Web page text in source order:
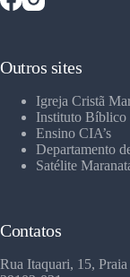
Outros sites
Igreja Cristã
Instituto Bíblico
Ensino CIA’s
Departamento
Satélite
Contatos
Rua Itaquari, 15,